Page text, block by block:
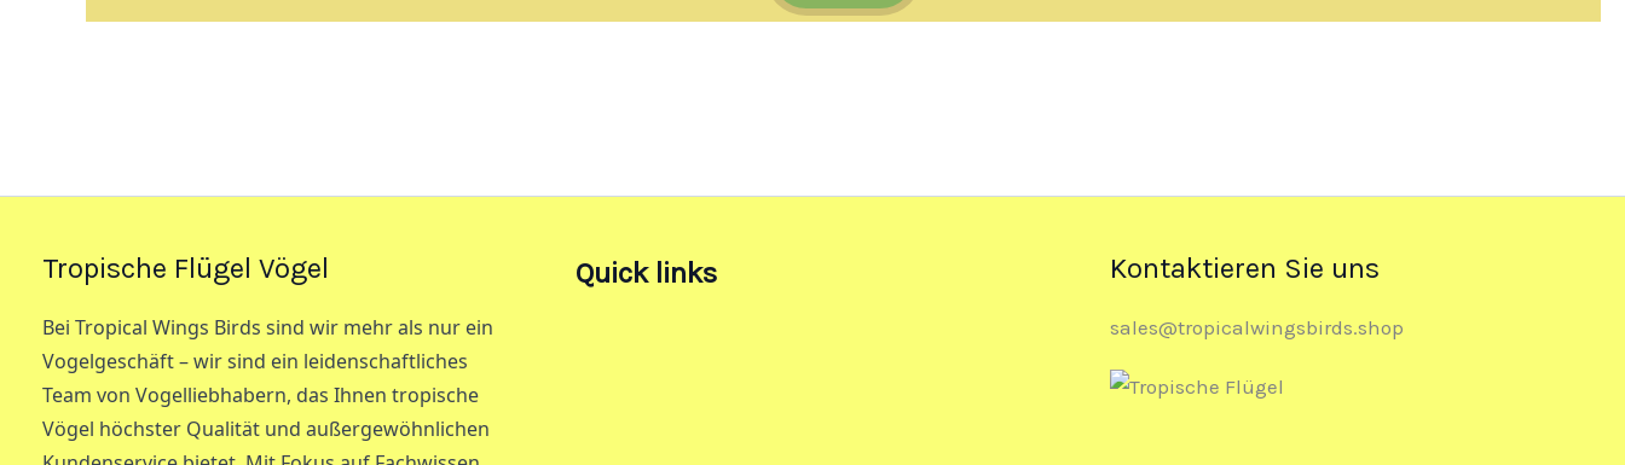
Tropische Flügel Vögel
Bei Tropical Wings Birds sind wir mehr als nur ein
Vogelgeschäft – wir sind ein leidenschaftliches
Team von Vogelliebhabern, das Ihnen tropische
Vögel höchster Qualität und außergewöhnlichen
Quick links Kontaktieren Sie uns
sales@tropicalwingsbirds.shop